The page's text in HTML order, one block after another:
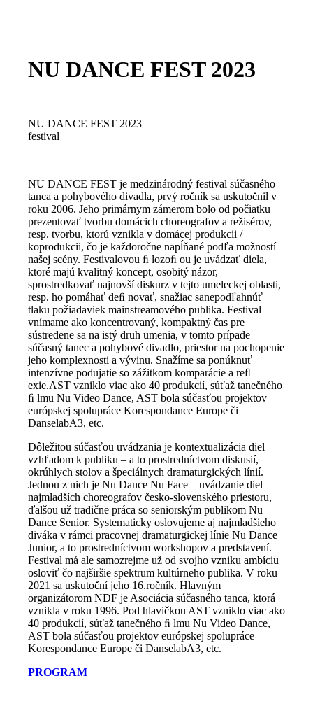
NU DANCE FEST 2023
NU DANCE FEST 2023
festival
NU DANCE FEST je medzinárodný festival súčasného
tanca a pohybového divadla, prvý ročník sa uskutočnil v
roku 2006. Jeho primárnym zámerom bolo od počiatku
prezentovať tvorbu domácich choreografov a režisérov,
resp. tvorbu, ktorú vznikla v domácej produkcii /
koprodukcii, čo je každoročne napĺňané podľa možností
našej scény. Festivalovou ﬁ lozoﬁ ou je uvádzať diela,
ktoré majú kvalitný koncept, osobitý názor,
sprostredkovať najnovší diskurz v tejto umeleckej oblasti,
resp. ho pomáhať deﬁ novať, snažiac sanepodľahnúť
tlaku požiadaviek mainstreamového publika. Festival
vnímame ako koncentrovaný, kompaktný čas pre
sústredene sa na istý druh umenia, v tomto prípade
súčasný tanec a pohybové divadlo, priestor na pochopenie
jeho komplexnosti a vývinu. Snažíme sa ponúknuť
intenzívne podujatie so zážitkom komparácie a reﬂ
exie.AST vzniklo viac ako 40 produkcií, súťaž tanečného
ﬁ lmu Nu Video Dance, AST bola súčasťou projektov
európskej spolupráce Korespondance Europe či
DanselabA3, etc.
Dôležitou súčasťou uvádzania je kontextualizácia diel
vzhľadom k publiku – a to prostredníctvom diskusií,
okrúhlych stolov a špeciálnych dramaturgických línií.
Jednou z nich je Nu Dance Nu Face – uvádzanie diel
najmladších choreografov česko-slovenského priestoru,
ďalšou už tradične práca so seniorským publikom Nu
Dance Senior. Systematicky oslovujeme aj najmladšieho
diváka v rámci pracovnej dramaturgickej línie Nu Dance
Junior, a to prostredníctvom workshopov a predstavení.
Festival má ale samozrejme už od svojho vzniku ambíciu
osloviť čo najširšie spektrum kultúrneho publika. V roku
2021 sa uskutoční jeho 16.ročník. Hlavným
organizátorom NDF je Asociácia súčasného tanca, ktorá
vznikla v roku 1996. Pod hlavičkou AST vzniklo viac ako
40 produkcií, súťaž tanečného ﬁ lmu Nu Video Dance,
AST bola súčasťou projektov európskej spolupráce
Korespondance Europe či DanselabA3, etc.
PROGRAM